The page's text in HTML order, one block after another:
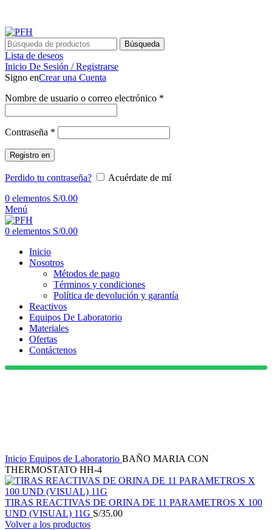
Búsqueda
Lista de deseos
Inicio De Sesión / Registrarse
Signo enCrear una Cuenta
Nombre de usuario o correo electrónico *
Contraseña *
Registro en
Perdido tu contraseña?
Acuérdate de mí
0 elementos S/0.00
Menú
0 elementos S/0.00
Inicio
Nosotros
Métodos de pago
Términos y condiciones
Política de devolución y garantía
Reactivos
Equipos De Laboratorio
Materiales
Ofertas
Contáctenos
Inicio Equipos de Laboratorio BAÑO MARIA CON
THERMOSTATO HH-4
TIRAS REACTIVAS DE ORINA DE 11 PARAMETROS X 100
UND (VISUAL) 11G S/35.00
Volver a los productos